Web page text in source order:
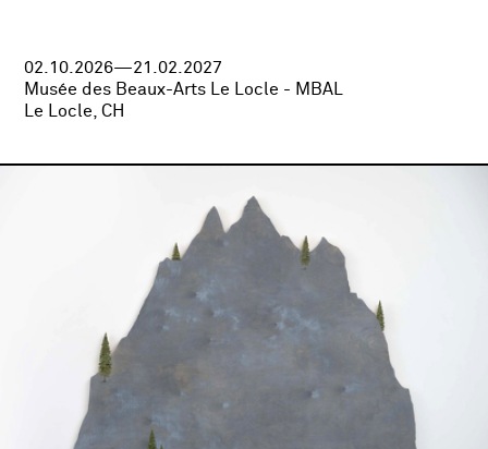
02.10.2026—21.02.2027
Musée des Beaux-Arts Le Locle - MBAL
Le Locle, CH